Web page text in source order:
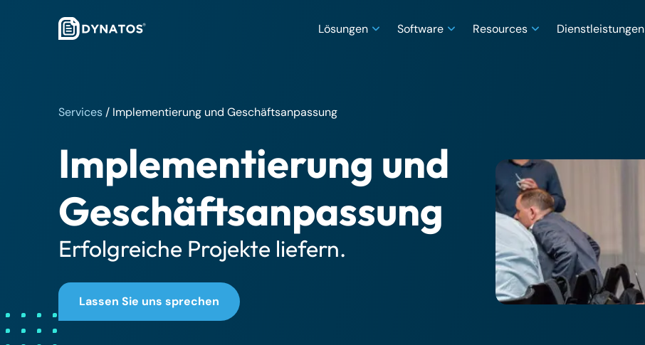
Lösungen Software Resources Dienstleistungen
Services / Implementierung und Geschäftsanpassung
Implementierung und
Geschäftsanpassung
Erfolgreiche Projekte liefern.
Lassen Sie uns sprechen